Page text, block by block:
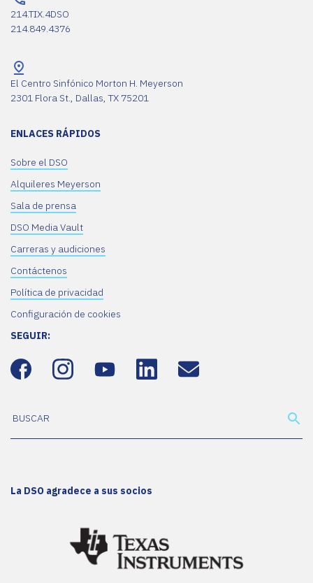
214.TIX.4DSO
214.849.4376
El Centro Sinfónico Morton H. Meyerson
2301 Flora St., Dallas, TX 75201
ENLACES RÁPIDOS
Sobre el DSO
Alquileres Meyerson
Sala de prensa
DSO Media Vault
Carreras y audiciones
Contáctenos
Política de privacidad
Configuración de cookies
SEGUIR:
La DSO agradece a sus socios